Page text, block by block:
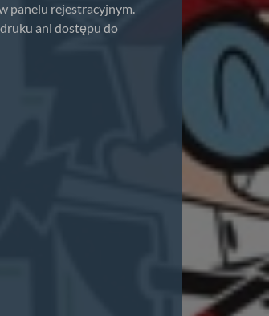
panelu rejestracyjnym.
ani dostępu do